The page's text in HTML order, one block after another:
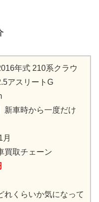
年式 210系クラウ
アスリートG
新車時から一度だけ
月
買取チェーン
れくらいか気になって